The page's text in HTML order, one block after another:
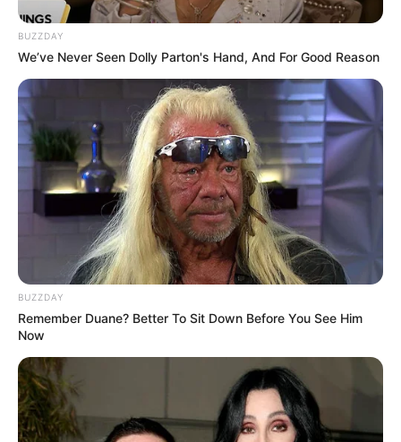
(foto: jhmrad)
8. Bentuk unik ini bisa cari inspirasi membangun
rumah kedua atau vila. Desainnya yang artistik tentu
menarik pengunjung
BUZZDAY
We’ve Never Seen Dolly Parton's Hand, And For Good Reason
BUZZDAY
Remember Duane? Better To Sit Down Before You See Him
Now